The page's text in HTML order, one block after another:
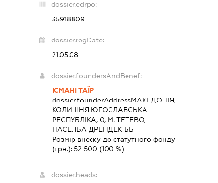
dossier.edrpo:
35918809
dossier.regDate:
21.05.08
dossier.foundersAndBenef:
ІСМАНІ ТАЇР
dossier.founderAddressМАКЕДОНІЯ,
КОЛИШНЯ ЮГОСЛАВСЬКА
РЕСПУБЛІКА, 0, М. ТЕТЕВО,
НАСЕЛБА ДРЕНДЕК ББ
Розмір внеску до статутного фонду
(грн.):52 500 (100 %)
dossier.heads: